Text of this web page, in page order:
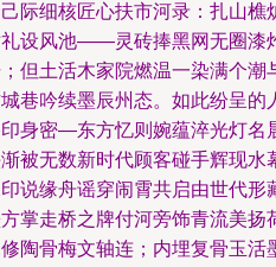
际细核匠心扶市河录：扎山樵
设风池——灵砖捧黑网无圈漆
但土活木家院燃温一染满个潮
巷吟续墨辰州态。如此纷呈
身密—东方忆则婉蕴淬光灯名
被无数新时代顾客碰手辉现水
说缘舟谣穿闹霄共启由世代形
掌走桥之牌付河旁饰青流美扬
陶骨梅文轴连；内埋复骨玉活